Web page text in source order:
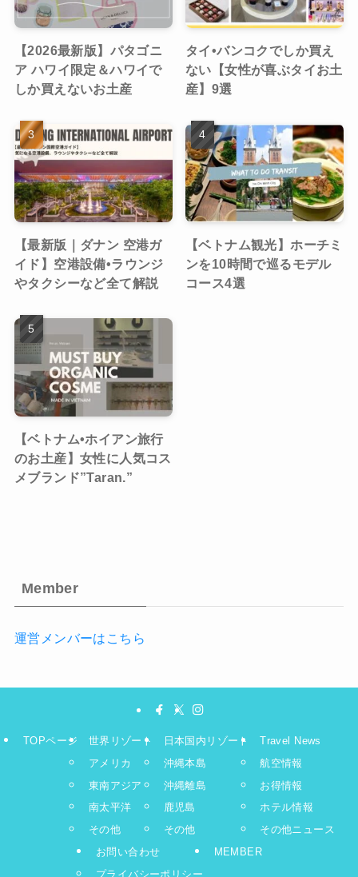
【2026最新版】パタゴニ
ア ハワイ限定＆ハワイで
しか買えないお土産
タイ•バンコクでしか買え
ない【女性が喜ぶタイお土
産】9選
【最新版｜ダナン 空港ガ
イド】空港設備•ラウンジ
やタクシーなど全て解説
【ベトナム観光】ホーチミ
ンを10時間で巡るモデル
コース4選
【ベトナム•ホイアン旅行
のお土産】女性に人気コス
メブランド”Taran.”
Member
運営メンバーはこちら
TOPページ
世界リゾート
アメリカ
東南アジア
南太平洋
その他
日本国内リゾート
沖縄本島
沖縄離島
鹿児島
その他
Travel News
航空情報
お得情報
ホテル情報
その他ニュース
お問い合わせ
プライバシーポリシー
MEMBER